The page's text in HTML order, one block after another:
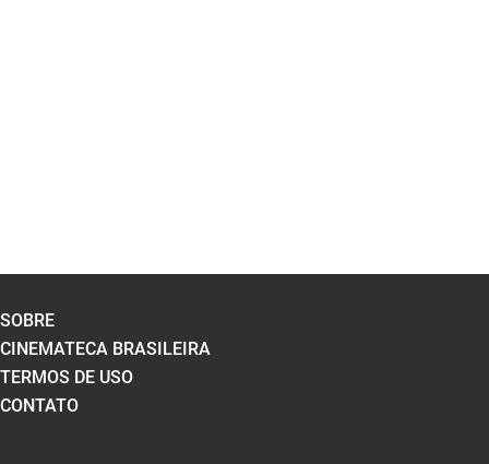
SOBRE
CINEMATECA BRASILEIRA
TERMOS DE USO
CONTATO